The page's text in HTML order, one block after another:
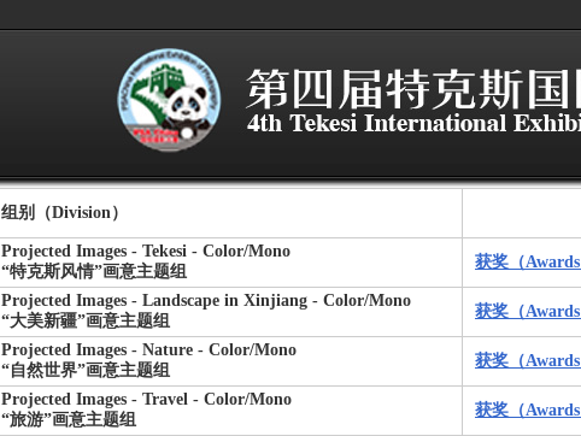
组别（Division）
Projected Images - Tekesi - Color/Mono
“特克斯风情”画意主题组
获奖（Awards
Projected Images - Landscape in Xinjiang - Color/Mono
“大美新疆”画意主题组
获奖（Awards
Projected Images - Nature - Color/Mono
“自然世界”画意主题组
获奖（Awards
Projected Images - Travel - Color/Mono
“旅游”画意主题组
获奖（Awards